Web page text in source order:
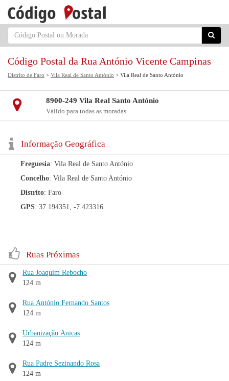
Código Postal da Rua António Vicente Campinas
Distrito de Faro > Vila Real de Santo António > Vila Real de Santo António
8900-249 Vila Real Santo António
Válido para todas as moradas
Informação Geográfica
Freguesia: Vila Real de Santo António
Concelho: Vila Real de Santo António
Distrito: Faro
GPS: 37.194351, -7.423316
Ruas Próximas
Rua Joaquim Rebocho
124 m
Rua António Fernando Santos
124 m
Urbanização Anicas
124 m
Rua Padre Sezinando Rosa
124 m